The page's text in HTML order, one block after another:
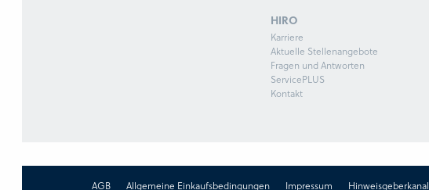
HIRO
Karriere
Aktuelle Stellenangebote
Fragen und Antworten
ServicePLUS
Kontakt
AGB Allgemeine Einkaufsbedingungen Impressum Hinweisgeberkanal